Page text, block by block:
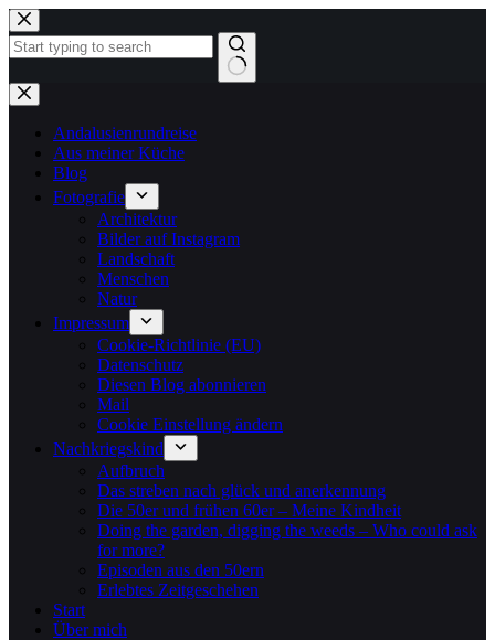
Zum
Inhalt
springen
Keine
Ergebnisse
Andalusienrundreise
Aus meiner Küche
Blog
Fotografie
Architektur
Bilder auf Instagram
Landschaft
Menschen
Natur
Impressum
Cookie-Richtlinie (EU)
Datenschutz
Diesen Blog abonnieren
Mail
Cookie Einstellung ändern
Nachkriegskind
Aufbruch
Das streben nach glück und anerkennung
Die 50er und frühen 60er – Meine Kindheit
Doing the garden, digging the weeds – Who could ask
for more?
Episoden aus den 50ern
Erlebtes Zeitgeschehen
Start
Über mich